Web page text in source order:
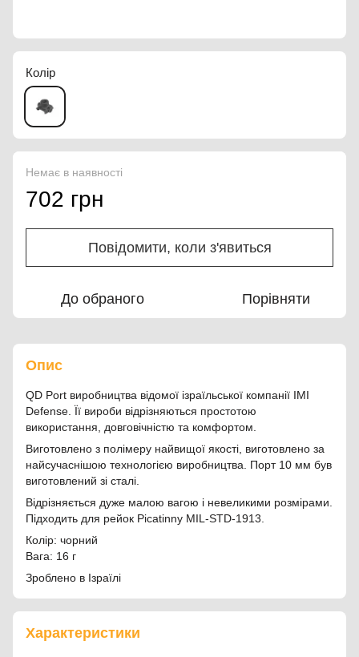
Колір
Немає в наявності
702 грн
Повідомити, коли з'явиться
До обраного Порівняти
Опис
QD Port виробництва відомої ізраїльської компанії IMI
Defense. Її вироби відрізняються простотою
використання, довговічністю та комфортом.
Виготовлено з полімеру найвищої якості, виготовлено за
найсучаснішою технологією виробництва. Порт 10 мм був
виготовлений зі сталі.
Відрізняється дуже малою вагою і невеликими розмірами.
Підходить для рейок Picatinny MIL-STD-1913.
Колір: чорний
Вага: 16 г
Зроблено в Ізраїлі
Характеристики